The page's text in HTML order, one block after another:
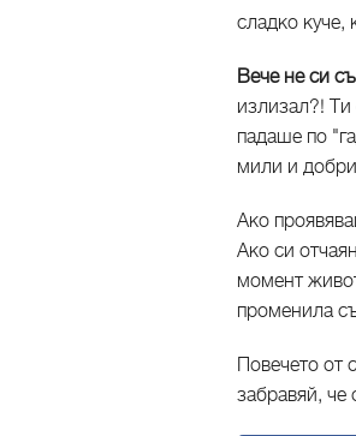
сладко
Вече не си
излизал?!
падаше по
мили и
Ако
Ако си
момент
променила
Повечето от
забравяй, че